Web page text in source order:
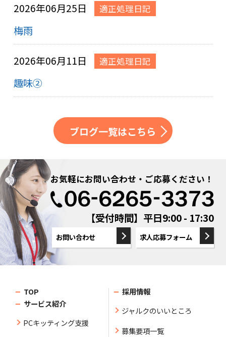
2026年06月25日 適正処理日記
梅雨
2026年06月11日 適正処理日記
趣味②
ブログ一覧はこちら
お気軽にお問い合わせ・ご応募ください！
【受付時間】平日9:00 - 17:30
お問い合わせ 求人応募フォーム
TOP
サービス紹介
PCキッティング支援
採用情報
ジャルクのいいところ
募集要項一覧